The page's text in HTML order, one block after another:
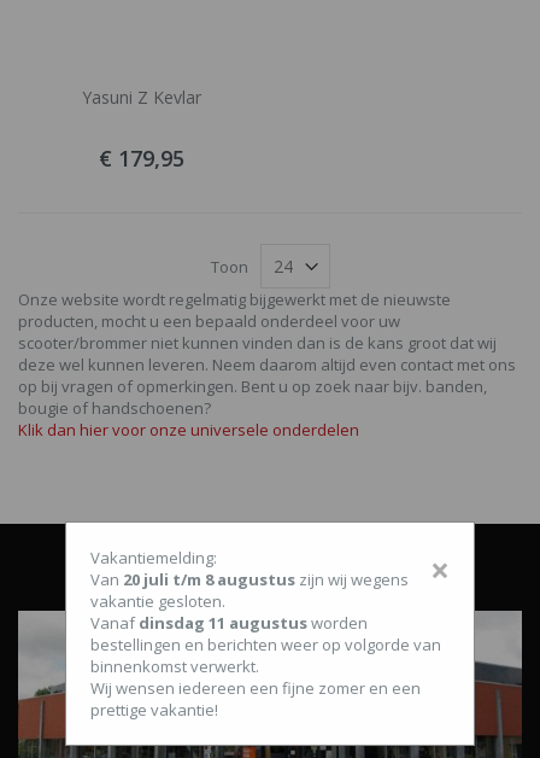
Yasuni Z Kevlar
€ 179,95
Toon
Onze website wordt regelmatig bijgewerkt met de nieuwste
producten, mocht u een bepaald onderdeel voor uw
scooter/brommer niet kunnen vinden dan is de kans groot dat wij
deze wel kunnen leveren. Neem daarom altijd even contact met ons
op bij vragen of opmerkingen. Bent u op zoek naar bijv. banden,
bougie of handschoenen?
Klik dan hier voor onze universele onderdelen
×
Vakantiemelding:
Van 20 juli t/m 8 augustus zijn wij wegens
vakantie gesloten.
Vanafdinsdag 11 augustusworden
bestellingen en berichten weer op volgorde van
binnenkomst verwerkt.
Wij wensen iedereen een fijne zomer en een
prettige vakantie!